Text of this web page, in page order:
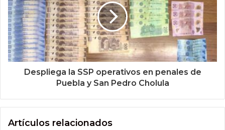
Despliega la SSP operativos en penales de
Puebla y San Pedro Cholula
Artículos relacionados